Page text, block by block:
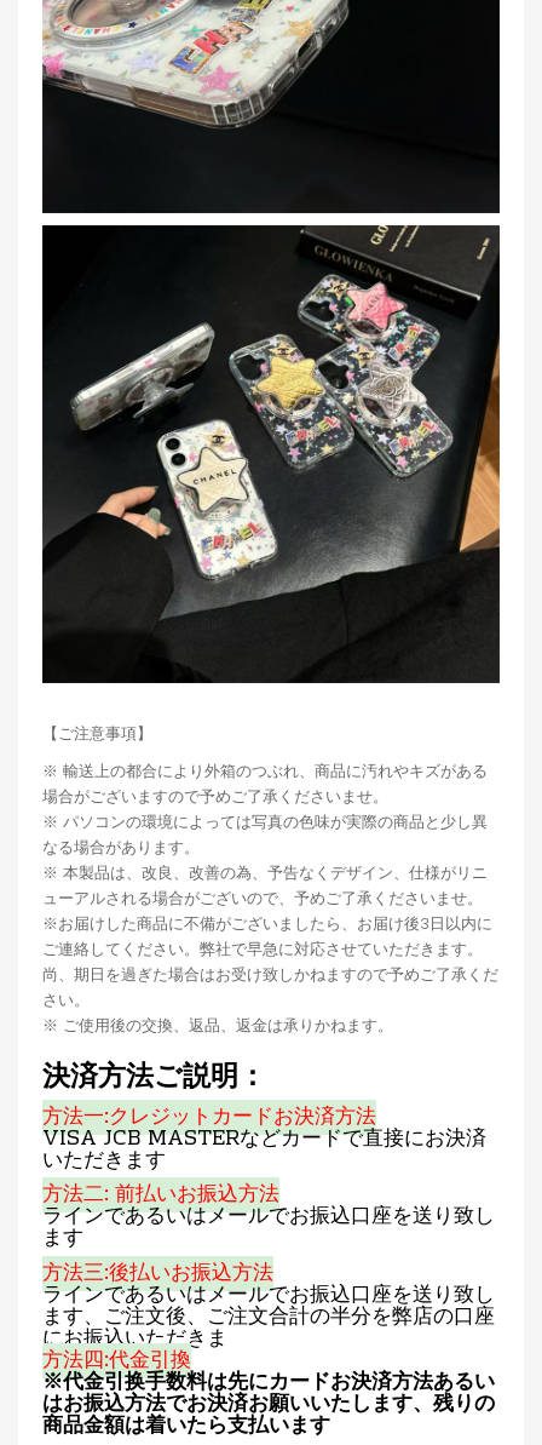
【ご注意事項】
※ 輸送上の都合により外箱のつぶれ、商品に汚れやキズがある
場合がございますので予めご了承くださいませ。
※ パソコンの環境によっては写真の色味が実際の商品と少し異
なる場合があります。
※ 本製品は、改良、改善の為、予告なくデザイン、仕様がリニ
ューアルされる場合がございので、予めご了承くださいませ。
※お届けした商品に不備がございましたら、お届け後3日以内に
ご連絡してください。弊社で早急に対応させていただきます。
尚、期日を過ぎた場合はお受け致しかねますので予めご了承くだ
さい。
※ ご使用後の交換、返品、返金は承りかねます。
決済方法ご説明：
方法一:クレジットカードお決済方法
VISA JCB MASTERなどカードで直接にお決済
いただきます
方法二: 前払いお振込方法
ラインであるいはメールでお振込口座を送り致し
ます
方法三:後払いお振込方法
ラインであるいはメールでお振込口座を送り致し
ます、ご注文後、ご注文合計の半分を弊店の口座
にお振込いただきま
方法四:代金引換
※代金引换手数料は先にカードお決済方法あるい
はお振込方法でお決済お願いいたします、残りの
商品金額は着いたら支払います